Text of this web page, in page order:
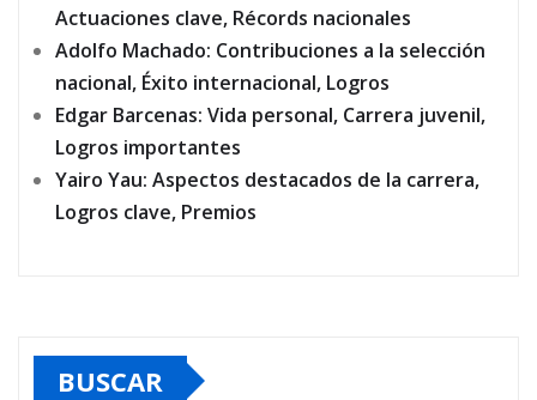
Actuaciones clave, Récords nacionales
Adolfo Machado: Contribuciones a la selección
nacional, Éxito internacional, Logros
Edgar Barcenas: Vida personal, Carrera juvenil,
Logros importantes
Yairo Yau: Aspectos destacados de la carrera,
Logros clave, Premios
BUSCAR